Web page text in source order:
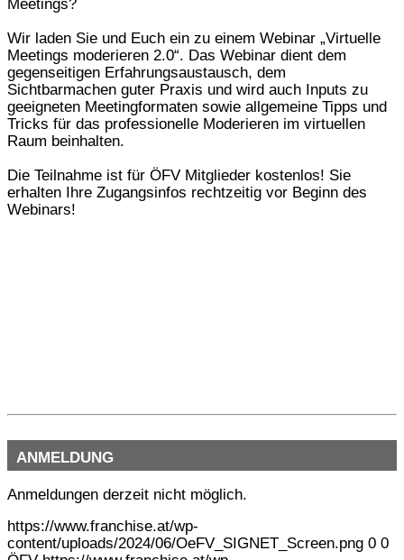
Wir laden Sie und Euch ein zu einem Webinar „Virtuelle
Meetings moderieren 2.0“. Das Webinar dient dem
gegenseitigen Erfahrungsaustausch, dem
Sichtbarmachen guter Praxis und wird auch Inputs zu
geeigneten Meetingformaten sowie allgemeine Tipps und
Tricks für das professionelle Moderieren im virtuellen
Raum beinhalten.
Die Teilnahme ist für ÖFV Mitglieder kostenlos! Sie
erhalten Ihre Zugangsinfos rechtzeitig vor Beginn des
Webinars!
ANMELDUNG
Anmeldungen derzeit nicht möglich.
https://www.franchise.at/wp-
content/uploads/2024/06/OeFV_SIGNET_Screen.png 0 0